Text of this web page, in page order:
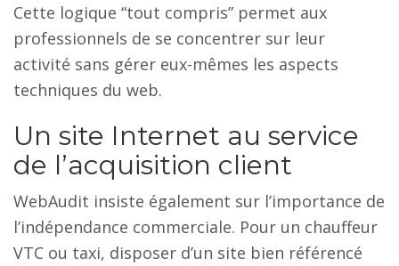
Cette logique “tout compris” permet aux
professionnels de se concentrer sur leur
activité sans gérer eux-mêmes les aspects
techniques du web.
Un site Internet au service
de l’acquisition client
WebAudit insiste également sur l’importance de
l’indépendance commerciale. Pour un chauffeur
VTC ou taxi, disposer d’un site bien référencé